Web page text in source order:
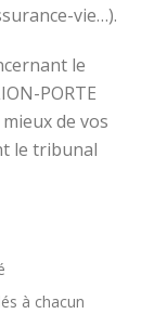
vie…).
le
PORTE
de vos
le tribunal
à chacun